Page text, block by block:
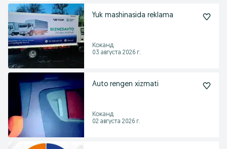
Yuk mashinasida reklama
Коканд
03 августа 2026 г.
Auto rengen xizmati
Коканд
02 августа 2026 г.